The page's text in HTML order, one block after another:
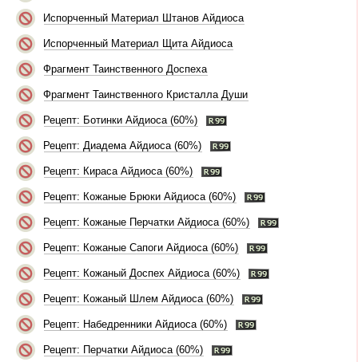
Испорченный Материал Штанов Айдиоса
Испорченный Материал Щита Айдиоса
Фрагмент Таинственного Доспеха
Фрагмент Таинственного Кристалла Души
Рецепт: Ботинки Айдиоса (60%)
Рецепт: Диадема Айдиоса (60%)
Рецепт: Кираса Айдиоса (60%)
Рецепт: Кожаные Брюки Айдиоса (60%)
Рецепт: Кожаные Перчатки Айдиоса (60%)
Рецепт: Кожаные Сапоги Айдиоса (60%)
Рецепт: Кожаный Доспех Айдиоса (60%)
Рецепт: Кожаный Шлем Айдиоса (60%)
Рецепт: Набедренники Айдиоса (60%)
Рецепт: Перчатки Айдиоса (60%)